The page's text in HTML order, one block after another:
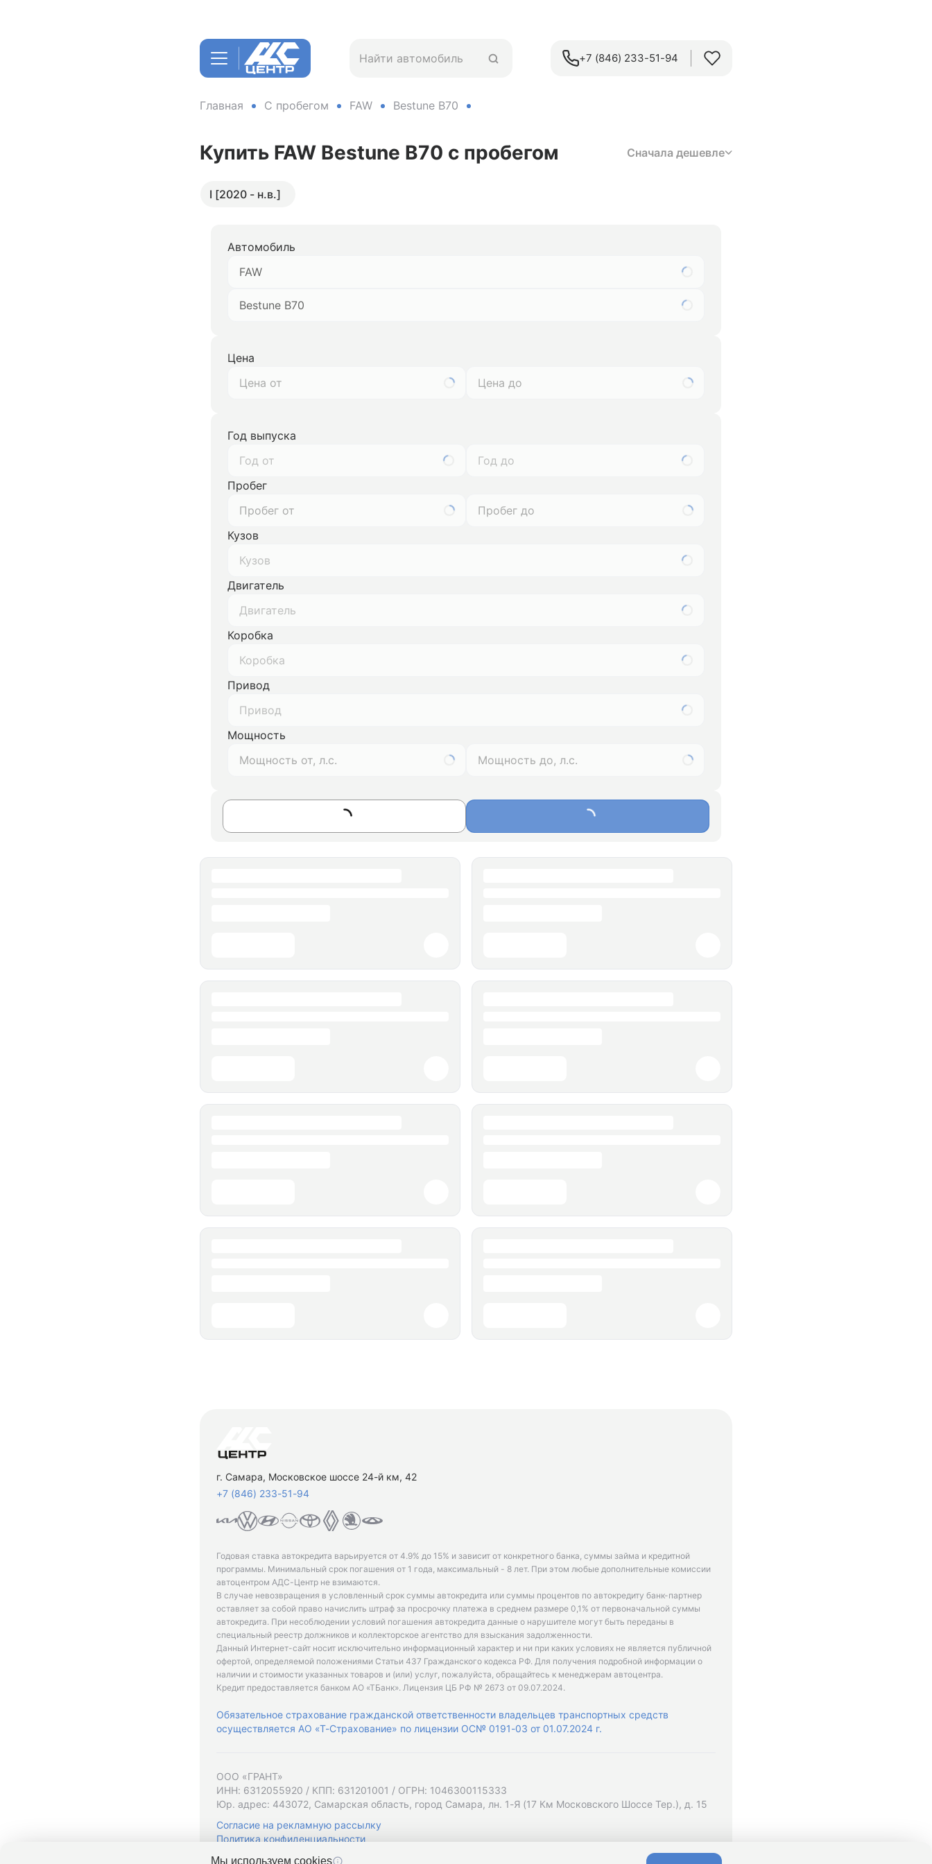
+7 (846) 233-51-94
Главная С пробегом FAW Bestune B70
Купить FAW Bestune B70 с пробегом Сначала дешевле
I [2020 - н.в.]
Автомобиль
FAW
Bestune B70
Цена
Год выпуска
Год от
Год до
Пробег
Кузов
Кузов
Двигатель
Двигатель
Коробка
Коробка
Привод
Привод
Мощность
г. Самара, Московское шоссе 24-й км, 42
+7 (846) 233-51-94
Годовая ставка автокредита варьируется от 4.9% до 15% и зависит от конкретного банка, суммы займа и кредитной
программы. Минимальный срок погашения от 1 года, максимальный - 8 лет. При этом любые дополнительные комиссии
автоцентром АДС-Центр не взимаются.
В случае невозвращения в условленный срок суммы автокредита или суммы процентов по автокредиту банк-партнер
оставляет за собой право начислить штраф за просрочку платежа в среднем размере 0,1% от первоначальной суммы
автокредита. При несоблюдении условий погашения автокредита данные о нарушителе могут быть переданы в
специальный реестр должников и коллекторское агентство для взыскания задолженности.
Данный Интернет-сайт носит исключительно информационный характер и ни при каких условиях не является публичной
офертой, определяемой положениями Статьи 437 Гражданского кодекса РФ. Для получения подробной информации о
наличии и стоимости указанных товаров и (или) услуг, пожалуйста, обращайтесь к менеджерам автоцентра.
Кредит предоставляется банком АО «ТБанк». Лицензия ЦБ РФ № 2673 от 09.07.2024.
Обязательное страхование гражданской ответственности владельцев транспортных средств
осуществляется АО «Т-Страхование» по лицензии ОС№ 0191-03 от 01.07.2024 г.
ООО «ГРАНТ»
ИНН: 6312055920 / КПП: 631201001 / ОГРН: 1046300115333
Юр. адрес: 443072, Самарская область, город Самара, лн. 1-Я (17 Км Московского Шоссе Тер.), д. 15
Согласие на рекламную рассылку
Политика конфиденциальности
Мы используем cookies